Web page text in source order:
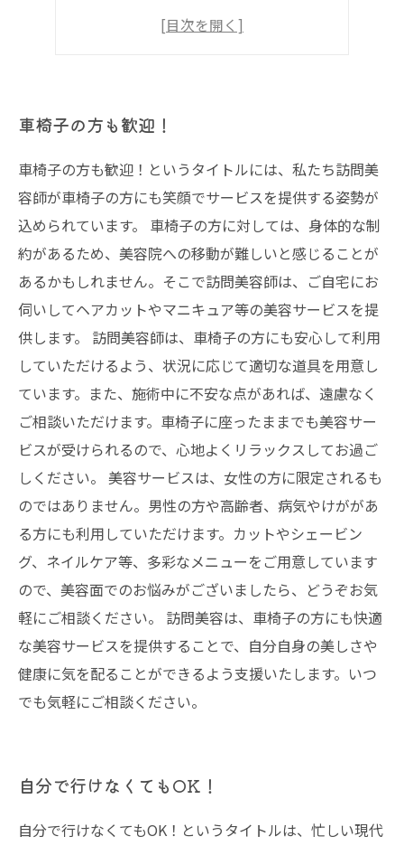
車椅子の方も歓迎！
車椅子の方も歓迎！というタイトルには、私たち訪問美
容師が車椅子の方にも笑顔でサービスを提供する姿勢が
込められています。 車椅子の方に対しては、身体的な制
約があるため、美容院への移動が難しいと感じることが
あるかもしれません。そこで訪問美容師は、ご自宅にお
伺いしてヘアカットやマニキュア等の美容サービスを提
供します。 訪問美容師は、車椅子の方にも安心して利用
していただけるよう、状況に応じて適切な道具を用意し
ています。また、施術中に不安な点があれば、遠慮なく
ご相談いただけます。車椅子に座ったままでも美容サー
ビスが受けられるので、心地よくリラックスしてお過ご
しください。 美容サービスは、女性の方に限定されるも
のではありません。男性の方や高齢者、病気やけががあ
る方にも利用していただけます。カットやシェービン
グ、ネイルケア等、多彩なメニューをご用意しています
ので、美容面でのお悩みがございましたら、どうぞお気
軽にご相談ください。 訪問美容は、車椅子の方にも快適
な美容サービスを提供することで、自分自身の美しさや
健康に気を配ることができるよう支援いたします。いつ
でも気軽にご相談ください。
自分で行けなくてもOK！
自分で行けなくてもOK！というタイトルは、忙しい現代